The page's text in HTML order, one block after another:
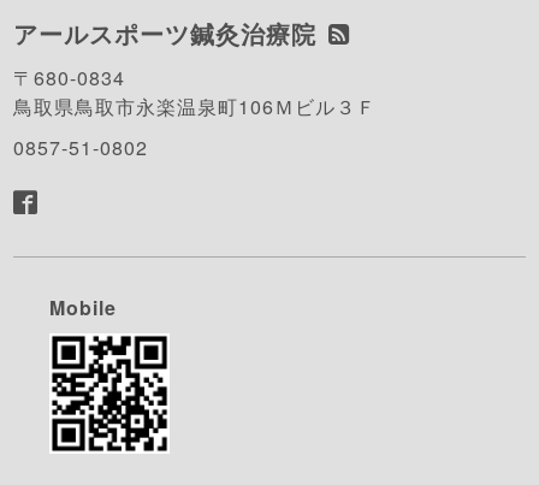
アールスポーツ鍼灸治療院
〒680-0834
鳥取県鳥取市永楽温泉町106Ｍビル３Ｆ
0857-51-0802
Mobile